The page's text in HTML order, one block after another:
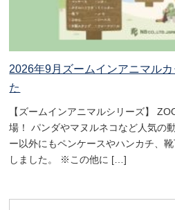
2026年9月ズームインアニマル
た
【ズームインアニマルシリーズ】
場！ パンダやマヌルネコなど人気の
ー以外にもペンケースやハンカチ、
しました。 ※この他に […]